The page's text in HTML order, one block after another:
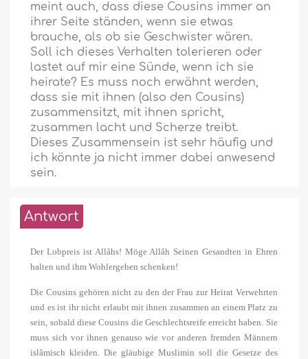
meint auch, dass diese Cousins immer an
ihrer Seite ständen, wenn sie etwas
brauche, als ob sie Geschwister wären.
Soll ich dieses Verhalten tolerieren oder
lastet auf mir eine Sünde, wenn ich sie
heirate? Es muss noch erwähnt werden,
dass sie mit ihnen (also den Cousins)
zusammensitzt, mit ihnen spricht,
zusammen lacht und Scherze treibt.
Dieses Zusammensein ist sehr häufig und
ich könnte ja nicht immer dabei anwesend
sein.
Antwort
Der Lobpreis ist Allâhs! Möge Allâh Seinen Gesandten in Ehren
halten und ihm Wohlergehen schenken!
Die Cousins gehören nicht zu den der Frau zur Heirat Verwehrten
und es ist ihr nicht erlaubt mit ihnen zusammen an einem Platz zu
sein, sobald diese Cousins die Geschlechtsreife erreicht haben. Sie
muss sich vor ihnen genauso wie vor anderen fremden Männern
islâmisch kleiden. Die gläubige Muslimin soll die Gesetze des